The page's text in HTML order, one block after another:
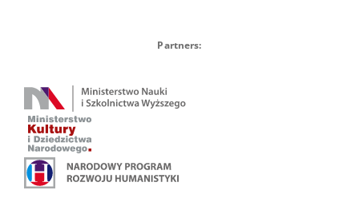
Partners: